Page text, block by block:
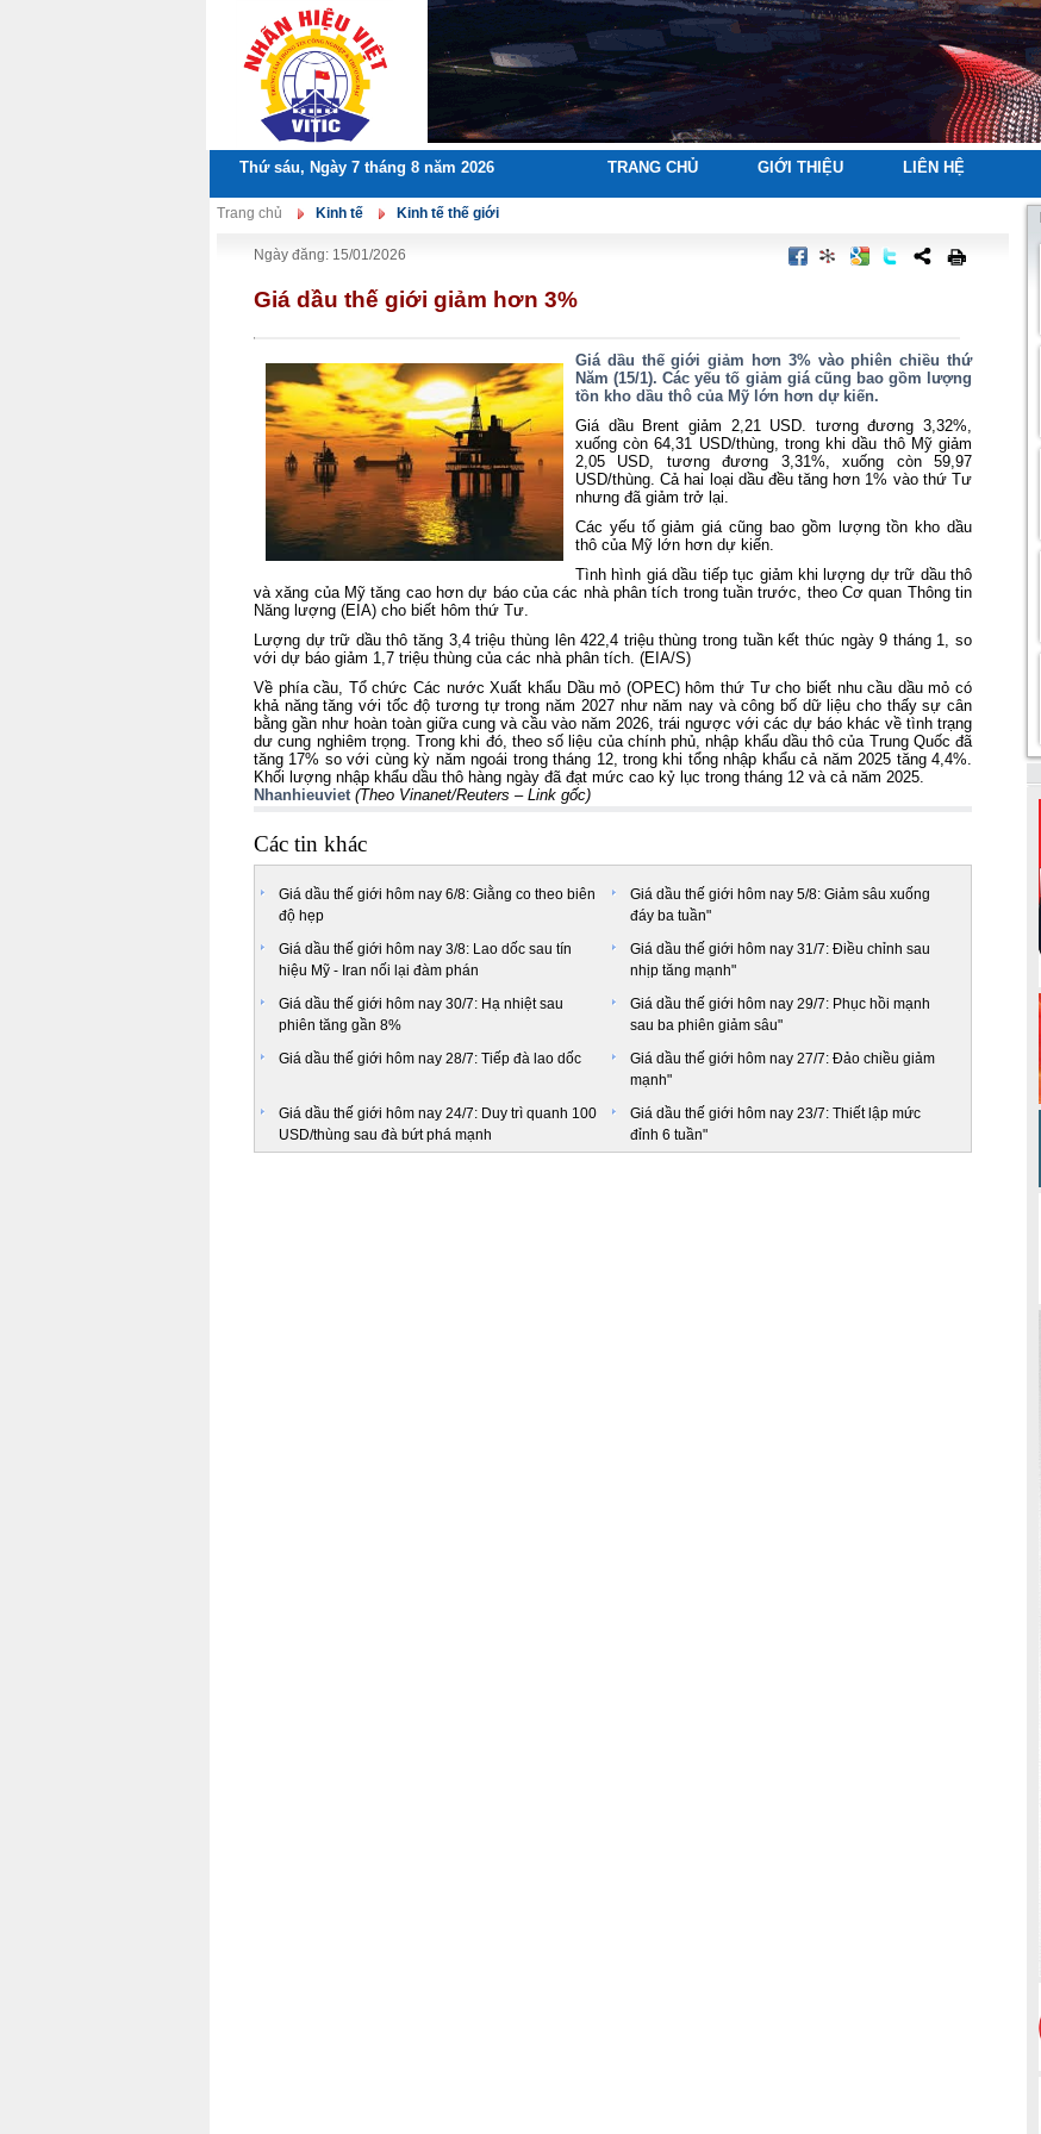
Thứ sáu, Ngày 7 tháng 8 năm 2026 TRANG CHỦ GIỚI THIỆU LIÊN HỆ
Trang chủ Kinh tế Kinh tế thế giới
Ngày đăng: 15/01/2026
Giá dầu thế giới giảm hơn 3%
Giá dầu thế giới giảm hơn 3% vào phiên chiều thứ
Năm (15/1). Các yếu tố giảm giá cũng bao gồm lượng
tồn kho dầu thô của Mỹ lớn hơn dự kiến.
Giá dầu Brent giảm 2,21 USD. tương đương 3,32%,
xuống còn 64,31 USD/thùng, trong khi dầu thô Mỹ giảm
2,05 USD, tương đương 3,31%, xuống còn 59,97
USD/thùng. Cả hai loại dầu đều tăng hơn 1% vào thứ Tư
nhưng đã giảm trở lại.
Các yếu tố giảm giá cũng bao gồm lượng tồn kho dầu
thô của Mỹ lớn hơn dự kiến.
Tình hình giá dầu tiếp tục giảm khi lượng dự trữ dầu thô
và xăng của Mỹ tăng cao hơn dự báo của các nhà phân tích trong tuần trước, theo Cơ quan Thông tin
Năng lượng (EIA) cho biết hôm thứ Tư.
Lượng dự trữ dầu thô tăng 3,4 triệu thùng lên 422,4 triệu thùng trong tuần kết thúc ngày 9 tháng 1, so
với dự báo giảm 1,7 triệu thùng của các nhà phân tích. (EIA/S)
Về phía cầu, Tổ chức Các nước Xuất khẩu Dầu mỏ (OPEC) hôm thứ Tư cho biết nhu cầu dầu mỏ có
khả năng tăng với tốc độ tương tự trong năm 2027 như năm nay và công bố dữ liệu cho thấy sự cân
bằng gần như hoàn toàn giữa cung và cầu vào năm 2026, trái ngược với các dự báo khác về tình trạng
dư cung nghiêm trọng. Trong khi đó, theo số liệu của chính phủ, nhập khẩu dầu thô của Trung Quốc đã
tăng 17% so với cùng kỳ năm ngoái trong tháng 12, trong khi tổng nhập khẩu cả năm 2025 tăng 4,4%.
Khối lượng nhập khẩu dầu thô hàng ngày đã đạt mức cao kỷ lục trong tháng 12 và cả năm 2025.
Nhanhieuviet(Theo Vinanet/Reuters – Link gốc)
Các tin khác
Giá dầu thế giới hôm nay 6/8: Giằng co theo biên
độ hẹp
Giá dầu thế giới hôm nay 5/8: Giảm sâu xuống
đáy ba tuần"
Giá dầu thế giới hôm nay 3/8: Lao dốc sau tín
hiệu Mỹ - Iran nối lại đàm phán
Giá dầu thế giới hôm nay 31/7: Điều chỉnh sau
nhịp tăng mạnh"
Giá dầu thế giới hôm nay 30/7: Hạ nhiệt sau
phiên tăng gần 8%
Giá dầu thế giới hôm nay 29/7: Phục hồi mạnh
sau ba phiên giảm sâu"
Giá dầu thế giới hôm nay 28/7: Tiếp đà lao dốc
Giá dầu thế giới hôm nay 27/7: Đảo chiều giảm
mạnh"
Giá dầu thế giới hôm nay 24/7: Duy trì quanh 100
USD/thùng sau đà bứt phá mạnh
Giá dầu thế giới hôm nay 23/7: Thiết lập mức
đỉnh 6 tuần"